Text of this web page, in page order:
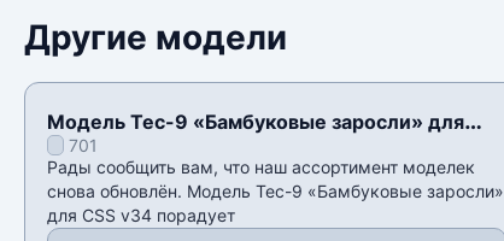
Другие модели
Модель Tec-9 «Бамбуковые заросли» для
CSS v34
701
Рады сообщить вам, что наш ассортимент моделек
снова обновлён. Модель Tec-9 «Бамбуковые заросли»
для CSS v34 порадует